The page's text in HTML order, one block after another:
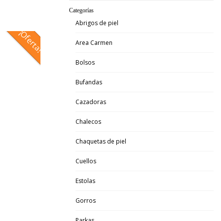
¡Oferta!
Categorías
Abrigos de piel
Area Carmen
Bolsos
Bufandas
Cazadoras
Chalecos
Chaquetas de piel
Cuellos
Estolas
Gorros